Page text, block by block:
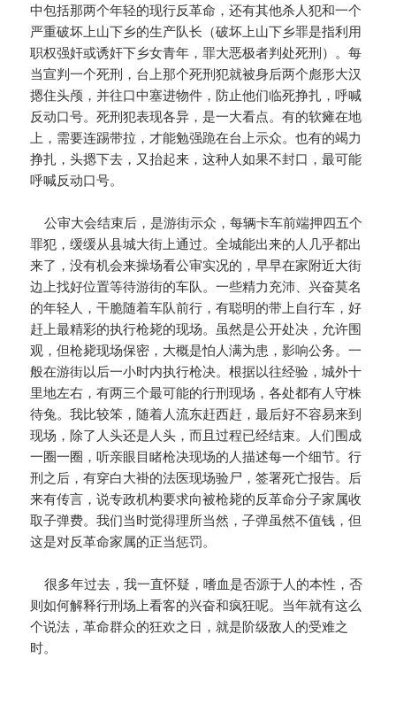
中包括那两个年轻的现行反革命，还有其他杀人犯和一个
严重破坏上山下乡的生产队长（破坏上山下乡罪是指利用
职权强奸或诱奸下乡女青年，罪大恶极者判处死刑）。每
当宣判一个死刑，台上那个死刑犯就被身后两个彪形大汉
摁住头颅，并往口中塞进物件，防止他们临死挣扎，呼喊
反动口号。死刑犯表现各异，是一大看点。有的软瘫在地
上，需要连踢带拉，才能勉强跪在台上示众。也有的竭力
挣扎，头摁下去，又抬起来，这种人如果不封口，最可能
呼喊反动口号。
公审大会结束后，是游街示众，每辆卡车前端押四五个
罪犯，缓缓从县城大街上通过。全城能出来的人几乎都出
来了，没有机会来操场看公审实况的，早早在家附近大街
边上找好位置等待游街的车队。一些精力充沛、兴奋莫名
的年轻人，干脆随着车队前行，有聪明的带上自行车，好
赶上最精彩的执行枪毙的现场。虽然是公开处决，允许围
观，但枪毙现场保密，大概是怕人满为患，影响公务。一
般在游街以后一小时内执行枪决。根据以往经验，城外十
里地左右，有两三个最可能的行刑现场，各处都有人守株
待兔。我比较笨，随着人流东赶西赶，最后好不容易来到
现场，除了人头还是人头，而且过程已经结束。人们围成
一圈一圈，听亲眼目睹枪决现场的人描述每一个细节。行
刑之后，有穿白大褂的法医现场验尸，签署死亡报告。后
来有传言，说专政机构要求向被枪毙的反革命分子家属收
取子弹费。我们当时觉得理所当然，子弹虽然不值钱，但
这是对反革命家属的正当惩罚。
很多年过去，我一直怀疑，嗜血是否源于人的本性，否
则如何解释行刑场上看客的兴奋和疯狂呢。当年就有这么
个说法，革命群众的狂欢之日，就是阶级敌人的受难之
时。